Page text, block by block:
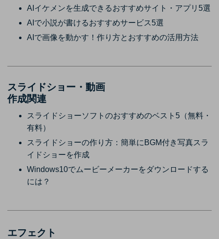
AIイケメンを生成できるおすすめサイト・アプリ5選
AIで小説が書けるおすすめサービス5選
AIで画像を動かす！作り方とおすすめの活用方法
スライドショー・動画
作成関連
スライドショーソフトのおすすめのベスト5（無料・
有料）
スライドショーの作り方：簡単にBGM付き写真スラ
イドショーを作成
Windows10でムービーメーカーをダウンロードする
には？
エフェクト